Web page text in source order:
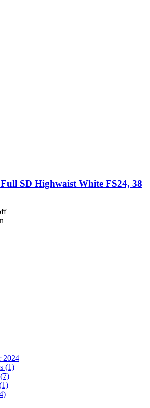
Full SD Highwaist White FS24, 38
2024
(1)